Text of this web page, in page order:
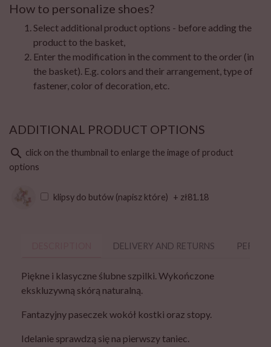
How to personalize shoes?
Select additional product options - before adding the
product to the basket,
Enter the modification in the comment to the order (in
the basket). E.g. colors and their arrangement, type of
fastener, color of decoration, etc.
ADDITIONAL PRODUCT OPTIONS
search click on the thumbnail to enlarge the image of product
options
klipsy do butów (napisz które) + zł81.18
DELIVERY AND RETURNS
Piękne i klasyczne ślubne szpilki.Wykończone
ekskluzywną skórą naturalną.
Fantazyjny paseczek wokół kostki oraz stopy.
Idelanie sprawdzą się na pierwszy taniec.